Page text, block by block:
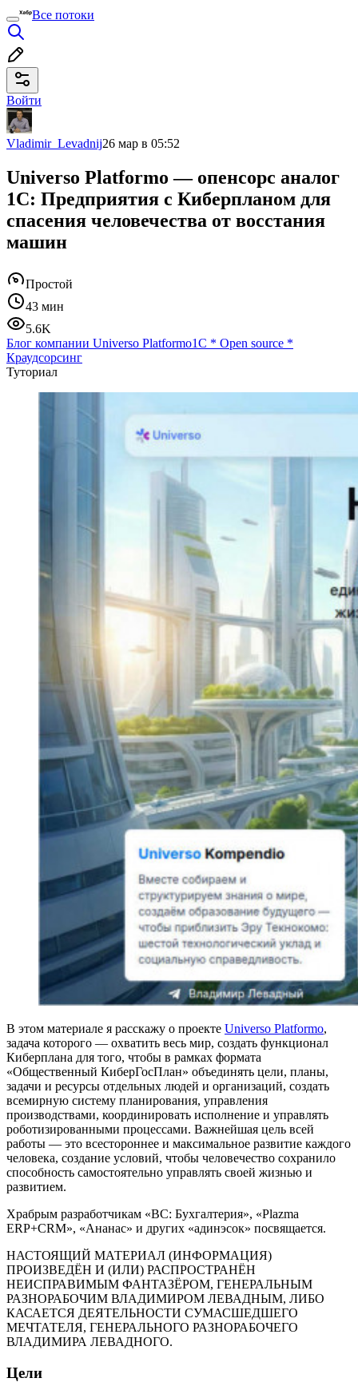
Все потоки
Войти
Vladimir_Levadnij26 мар в 05:52
Universo Platformo — опенсорс аналог
1С: Предприятия с Киберпланом для
спасения человечества от восстания
машин
Простой
43 мин
5.6K
Блог компании Universo Platformo1С * Open source *
Краудсорсинг
Туториал
В этом материале я расскажу о проекте Universo Platformo,
задача которого — охватить весь мир, создать функционал
Киберплана для того, чтобы в рамках формата
«Общественный КиберГосПлан» объединять цели, планы,
задачи и ресурсы отдельных людей и организаций, создать
всемирную систему планирования, управления
производствами, координировать исполнение и управлять
роботизированными процессами. Важнейшая цель всей
работы — это всестороннее и максимальное развитие каждого
человека, создание условий, чтобы человечество сохранило
способность самостоятельно управлять своей жизнью и
развитием.
Храбрым разработчикам «ВС: Бухгалтерия», «Plazma
ERP+CRM», «Ананас» и других «адинэсок» посвящается.
НАСТОЯЩИЙ МАТЕРИАЛ (ИНФОРМАЦИЯ)
ПРОИЗВЕДЁН И (ИЛИ) РАСПРОСТРАНЁН
НЕИСПРАВИМЫМ ФАНТАЗЁРОМ, ГЕНЕРАЛЬНЫМ
РАЗНОРАБОЧИМ ВЛАДИМИРОМ ЛЕВАДНЫМ, ЛИБО
КАСАЕТСЯ ДЕЯТЕЛЬНОСТИ СУМАСШЕДШЕГО
МЕЧТАТЕЛЯ, ГЕНЕРАЛЬНОГО РАЗНОРАБОЧЕГО
ВЛАДИМИРА ЛЕВАДНОГО.
Цели